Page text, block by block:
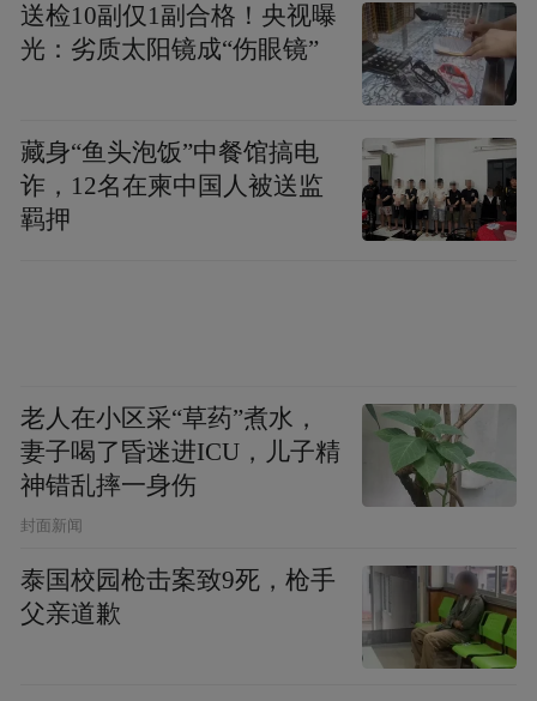
送检10副仅1副合格！央视曝
光：劣质太阳镜成“伤眼镜”
藏身“鱼头泡饭”中餐馆搞电
诈，12名在柬中国人被送监
羁押
老人在小区采“草药”煮水，
妻子喝了昏迷进ICU，儿子精
神错乱摔一身伤
封面新闻
泰国校园枪击案致9死，枪手
父亲道歉